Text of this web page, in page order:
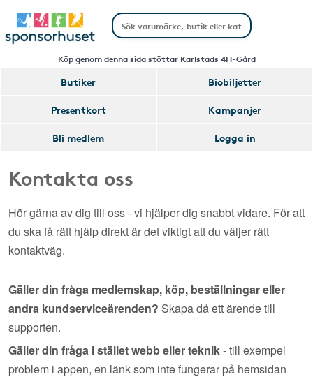
Köp genom denna sida stöttar Karlstads 4H-Gård
Butiker
Biobiljetter
Presentkort
Kampanjer
Bli medlem
Logga in
Kontakta oss
Hör gärna av dig till oss - vi hjälper dig snabbt vidare. För att
du ska få rätt hjälp direkt är det viktigt att du väljer rätt
kontaktväg.
Gäller din fråga medlemskap, köp, beställningar eller
andra kundserviceärenden? Skapa då ett ärende till
supporten.
Gäller din fråga i stället webb eller teknik- till exempel
problem i appen, en länk som inte fungerar på hemsidan